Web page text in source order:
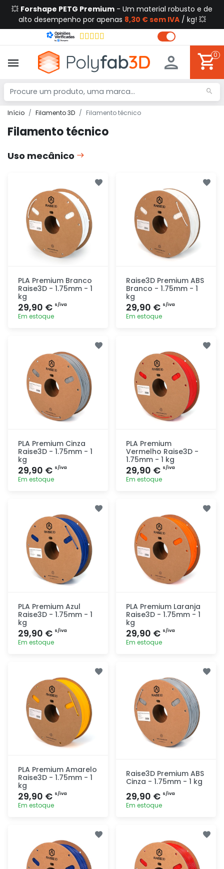
💥 Forshape PETG Premium - Um material robusto e de
alto desempenho por apenas 8,30 € sem IVA/ kg! 💥
0
Início Filamento 3D Filamento técnico
Filamento técnico
Uso mecânico
PLA Premium Branco
Raise3D - 1.75mm - 1
kg
29,90 € s/iva
Em estoque
Raise3D Premium ABS
Branco - 1.75mm - 1
kg
29,90 € s/iva
Em estoque
PLA Premium Cinza
Raise3D - 1.75mm - 1
kg
29,90 € s/iva
Em estoque
PLA Premium
Vermelho Raise3D -
1.75mm - 1 kg
29,90 € s/iva
Em estoque
PLA Premium Azul
Raise3D - 1.75mm - 1
kg
29,90 € s/iva
Em estoque
PLA Premium Laranja
Raise3D - 1.75mm - 1
kg
29,90 € s/iva
Em estoque
PLA Premium Amarelo
Raise3D - 1.75mm - 1
kg
29,90 € s/iva
Em estoque
Raise3D Premium ABS
Cinza - 1.75mm - 1 kg
29,90 € s/iva
Em estoque